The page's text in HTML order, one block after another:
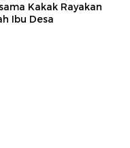
Kakak Rayakan
Ibu Desa